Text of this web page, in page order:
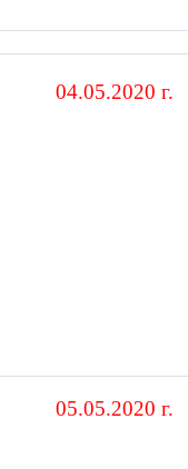
04.05.2020 г.
05.05.2020 г.